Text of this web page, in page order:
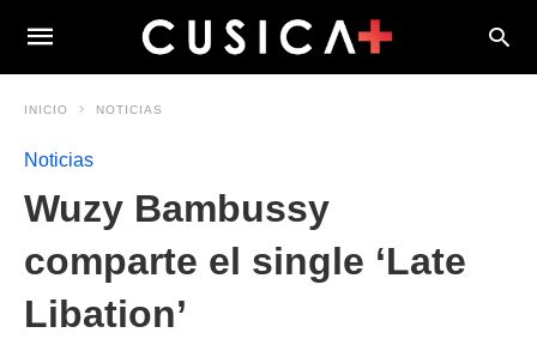
INICIO NOTICIAS
Noticias
Wuzy Bambussy
comparte el single ‘Late
Libation’